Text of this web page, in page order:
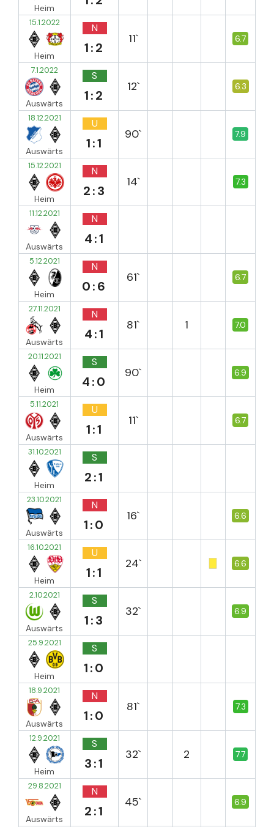
Heim
15.1.2022
Heim
N
1:2
11` 6.7
7.1.2022
Auswärts
S
1:2
12` 6.3
18.12.2021
Auswärts
U
1:1
90` 7.9
15.12.2021
Heim
N
2:3
14` 7.3
11.12.2021
Auswärts
N
4:1
5.12.2021
Heim
N
0:6
61` 6.7
27.11.2021
Auswärts
N
4:1
81` 1 7.0
20.11.2021
Heim
S
4:0
90` 6.9
5.11.2021
Auswärts
U
1:1
11` 6.7
31.10.2021
Heim
S
2:1
23.10.2021
Auswärts
N
1:0
16` 6.6
16.10.2021
Heim
U
1:1
24` 6.6
2.10.2021
Auswärts
S
1:3
32` 6.9
25.9.2021
Heim
S
1:0
18.9.2021
Auswärts
N
1:0
81` 7.3
12.9.2021
Heim
S
3:1
32` 2 7.7
29.8.2021
Auswärts
N
2:1
45` 6.9